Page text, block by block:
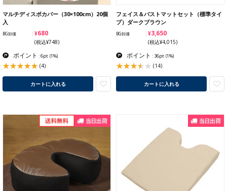
マルチディスポカバー（30×100cm）20個
入
BG卸価 ¥680
(税込¥748)
ポイント : 6pt (1%)
(4)
カートに入れる
フェイス＆バストマットセット（標準タイ
プ）ダークブラウン
BG卸価 ¥3,650
(税込¥4,015)
ポイント : 36pt (1%)
(14)
カートに入れる